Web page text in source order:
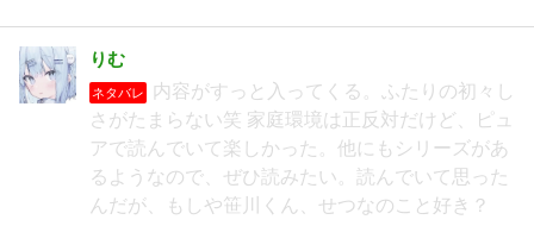
りむ
ネタバレ
内容がすっと入ってくる。ふたりの初々し
さがたまらない笑 家庭環境は正反対だけど、ピュ
アで読んでいて楽しかった。他にもシリーズがあ
るようなので、ぜひ読みたい。読んでいて思った
んだが、もしや笹川くん、せつなのこと好き？